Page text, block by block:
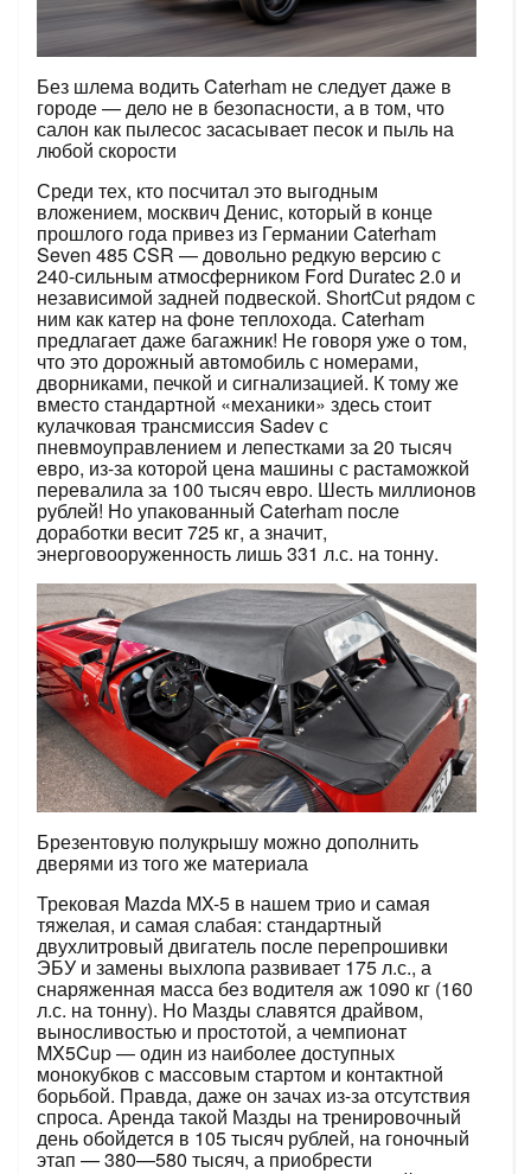
Без шлема водить Caterham не следует даже в
городе — дело не в безопасности, а в том, что
салон как пылесос засасывает песок и пыль на
любой скорости
Среди тех, кто посчитал это выгодным
вложением, москвич Денис, который в конце
прошлого года привез из Германии Caterham
Seven 485 CSR — довольно редкую версию с
240-сильным атмосферником Ford Duratec 2.0 и
независимой задней подвеской. ShortСut рядом с
ним как катер на фоне теплохода. Сaterham
предлагает даже багажник! Не говоря уже о том,
что это дорожный автомобиль с номерами,
дворниками, печкой и сигнализацией. К тому же
вместо стандартной «механики» здесь стоит
кулачковая трансмиссия Sadev с
пневмоуправлением и лепестками за 20 тысяч
евро, ­из-за которой цена машины с растаможкой
перевалила за 100 тысяч евро. Шесть миллионов
рублей! Но упакованный Caterham после
доработки весит 725 кг, а значит,
энерговооруженность лишь 331 л.с. на тонну.
Брезентовую полукрышу можно дополнить
дверями из того же материала
Трековая Mazda MX-5 в нашем трио и самая
тяжелая, и самая слабая: стандартный
двухлитровый двигатель после перепрошивки
ЭБУ и замены выхлопа развивает 175 л.с., а
снаряженная масса без водителя аж 1090 кг (160
л.с. на тонну). Но Мазды славятся драйвом,
выносливостью и простотой, а чемпионат
MX5Cup — один из наиболее доступных
монокубков с массовым стартом и контактной
борьбой. Правда, даже он зачах из-за отсутствия
спроса. Аренда такой Мазды на тренировочный
день обойдется в 105 тысяч рублей, на гоночный
этап — 380—580 тысяч, а приобрести